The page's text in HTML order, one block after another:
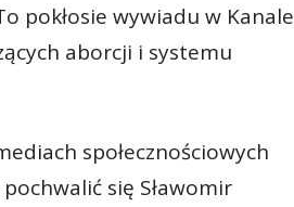
pokłosie wywiadu w Kanale
aborcji i systemu
społecznościowych
się Sławomir